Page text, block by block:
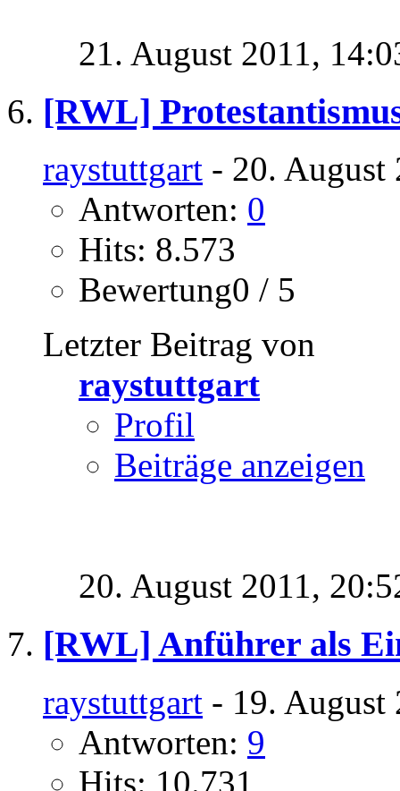
21. August 2011,
[RWL]
raystuttgart - 20. August
Antworten: 0
Hits: 8.573
Bewertung0 / 5
Letzter Beitrag von
raystuttgart
Profil
Beiträge anzeigen
20. August 2011,
[RWL] Anführer als
raystuttgart - 19. August
Antworten: 9
Hits: 10.731